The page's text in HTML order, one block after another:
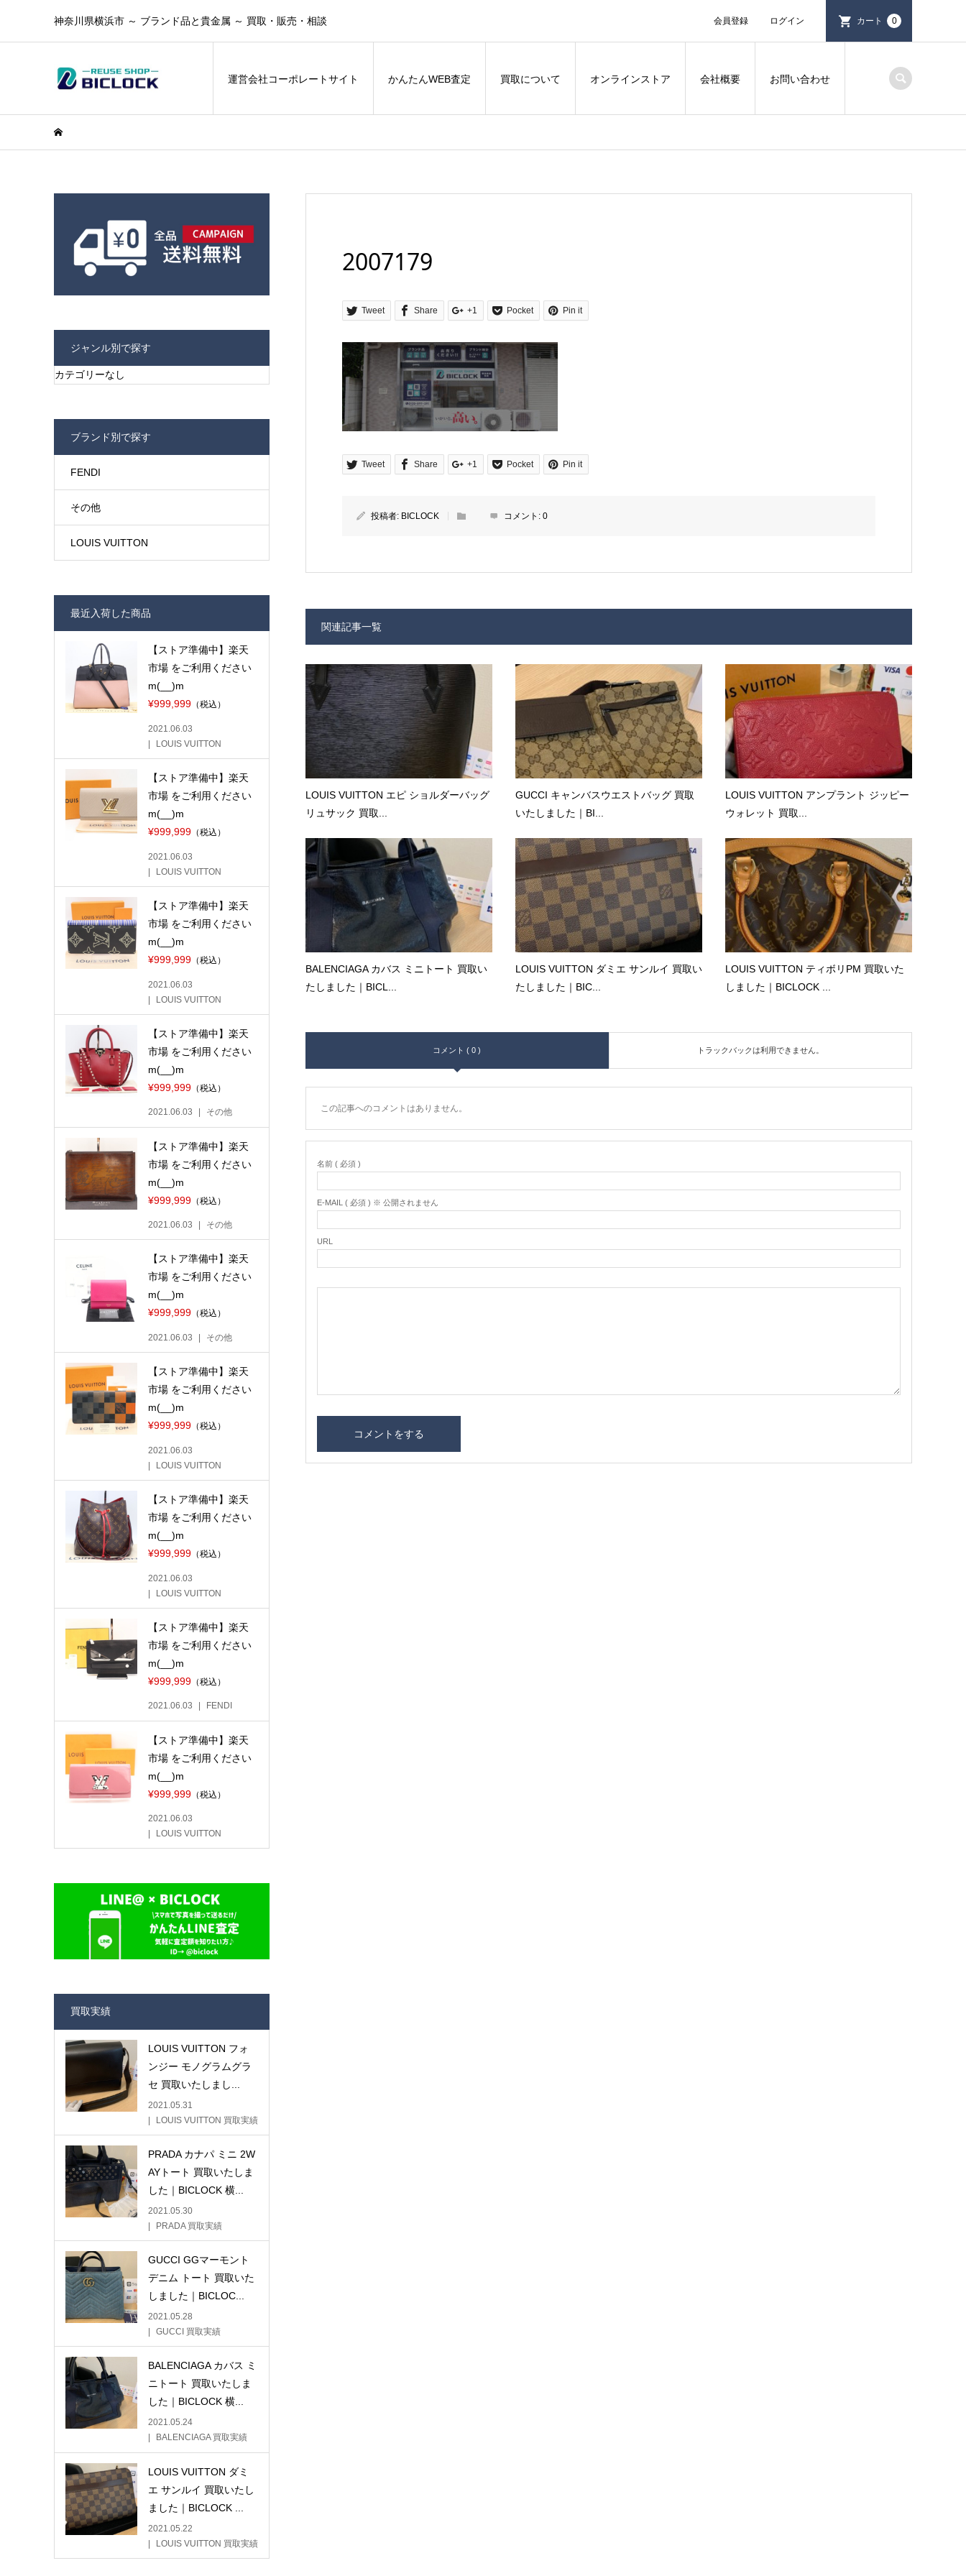
神奈川県横浜市 ～ ブランド品と貴金属 ～ 買取・販売・相談 会員登録 ログイン カート 0
運営会社コーポレートサイト かんたんWEB査定 買取について オンラインストア 会社概要 お問い合わせ
2007179
Tweet Share +1 Pocket Pin it
Tweet Share +1 Pocket Pin it
投稿者: BICLOCK コメント: 0
関連記事一覧
LOUIS VUITTON エピ ショルダーバッグ
リュサック 買取...
GUCCI キャンバスウエストバッグ 買取
いたしました｜BI...
LOUIS VUITTON アンプラント ジッピー
ウォレット 買取...
BALENCIAGA カバス ミニトート 買取い
たしました｜BICL...
LOUIS VUITTON ダミエ サンルイ 買取い
たしました｜BIC...
LOUIS VUITTON ティボリPM 買取いた
しました｜BICLOCK ...
コメント ( 0 ) トラックバックは利用できません。
この記事へのコメントはありません。
名前 ( 必須 )
E-MAIL ( 必須 ) ※ 公開されません
URL
ジャンル別で探す
カテゴリーなし
ブランド別で探す
FENDI
その他
LOUIS VUITTON
最近入荷した商品
【ストア準備中】楽天
市場 をご利用ください
m(__)m
¥999,999（税込）
2021.06.03
LOUIS VUITTON
【ストア準備中】楽天
市場 をご利用ください
m(__)m
¥999,999（税込）
2021.06.03
LOUIS VUITTON
【ストア準備中】楽天
市場 をご利用ください
m(__)m
¥999,999（税込）
2021.06.03
LOUIS VUITTON
【ストア準備中】楽天
市場 をご利用ください
m(__)m
¥999,999（税込）
2021.06.03 その他
【ストア準備中】楽天
市場 をご利用ください
m(__)m
¥999,999（税込）
2021.06.03 その他
【ストア準備中】楽天
市場 をご利用ください
m(__)m
¥999,999（税込）
2021.06.03 その他
【ストア準備中】楽天
市場 をご利用ください
m(__)m
¥999,999（税込）
2021.06.03
LOUIS VUITTON
【ストア準備中】楽天
市場 をご利用ください
m(__)m
¥999,999（税込）
2021.06.03
LOUIS VUITTON
【ストア準備中】楽天
市場 をご利用ください
m(__)m
¥999,999（税込）
2021.06.03 FENDI
【ストア準備中】楽天
市場 をご利用ください
m(__)m
¥999,999（税込）
2021.06.03
LOUIS VUITTON
買取実績
LOUIS VUITTON フォ
ンジー モノグラムグラ
セ 買取いたしまし...
2021.05.31
LOUIS VUITTON 買取実績
PRADA カナパ ミニ 2W
AYトート 買取いたしま
した｜BICLOCK 横...
2021.05.30
PRADA 買取実績
GUCCI GGマーモント
デニム トート 買取いた
しました｜BICLOC...
2021.05.28
GUCCI 買取実績
BALENCIAGA カバス ミ
ニトート 買取いたしま
した｜BICLOCK 横...
2021.05.24
BALENCIAGA 買取実績
LOUIS VUITTON ダミ
エ サンルイ 買取いたし
ました｜BICLOCK ...
2021.05.22
LOUIS VUITTON 買取実績